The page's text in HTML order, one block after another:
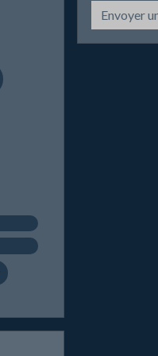
Envoyer